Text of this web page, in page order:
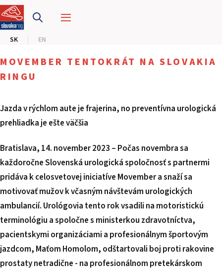
SK EN
PRETEKÁRSKY OKRUH
CENTRUM BEZPEČNEJ JAZDY
KALENDÁR
SK
EN
E-SHOP A VSTUPENKY
PRE FIRMY
PODUJATIA 2026
KONTAKTY
MOVEMBER TENTOKRÁT NA SLOVAKIA
RINGU
Jazda v rýchlom aute je frajerina, no preventívna urologická
prehliadka je ešte väčšia
Bratislava, 14. november 2023 – Počas novembra sa
každoročne Slovenská urologická spoločnosť s partnermi
pridáva k celosvetovej iniciatíve Movember a snaží sa
motivovať mužov k včasným návštevám urologických
ambulancií. Urológovia tento rok vsadili na motoristickú
terminológiu a spoločne s ministerkou zdravotníctva,
pacientskymi organizáciami a profesionálnym športovým
jazdcom, Maťom Homolom, odštartovali boj proti rakovine
prostaty netradične - na profesionálnom pretekárskom